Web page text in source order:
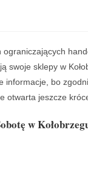
sklepy w
bo
otwarta jeszcze
w